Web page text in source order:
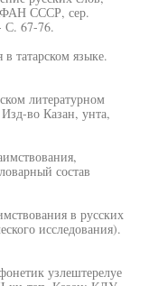
СССР, сер.
С. 67-76.
татарском языке.
литературном
во Казан, унта,
состав
в русских
исследования).
узлештерелуе